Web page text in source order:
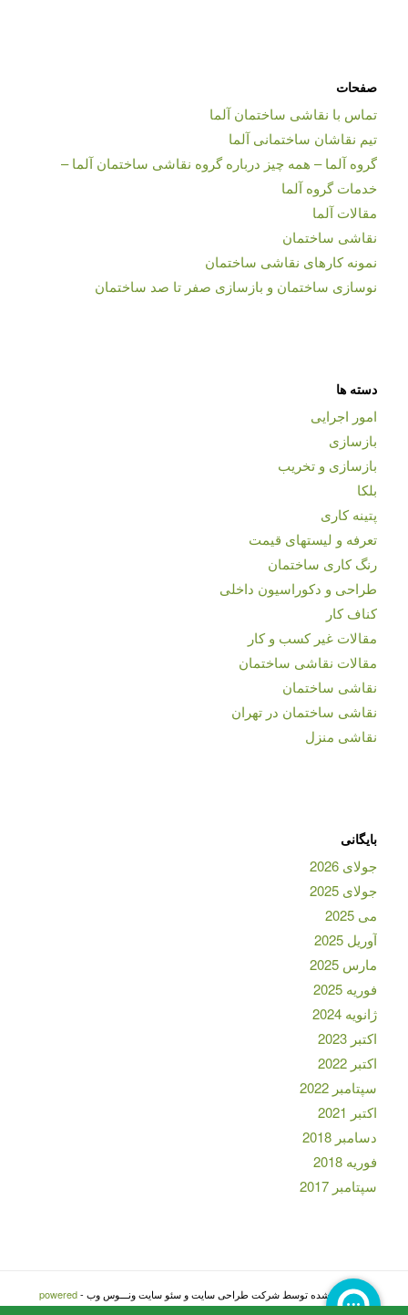
صفحات
تماس با نقاشی ساختمان آلما
تیم نقاشان ساختمانی آلما
گروه آلما – همه چیز درباره گروه نقاشی ساختمان آلما –
خدمات گروه آلما
مقالات آلما
نقاشی ساختمان
نمونه کارهای نقاشی ساختمان
نوسازی ساختمان و بازسازی صفر تا صد ساختمان
دسته ها
امور اجرایی
بازسازی
بازسازی و تخریب
بلکا
پتینه کاری
تعرفه و لیستهای قیمت
رنگ کاری ساختمان
طراحی و دکوراسیون داخلی
کناف کار
مقالات غیر کسب و کار
مقالات نقاشی ساختمان
نقاشی ساختمان
نقاشی ساختمان در تهران
نقاشی منزل
بایگانی
جولای 2026
جولای 2025
می 2025
آوریل 2025
مارس 2025
فوریه 2025
ژانویه 2024
اکتبر 2023
اکتبر 2022
سپتامبر 2022
اکتبر 2021
دسامبر 2018
فوریه 2018
سپتامبر 2017
بهینه سازی شده توسط شرکت طراحی سایت و سئو سایت ونـــوس وب -powered